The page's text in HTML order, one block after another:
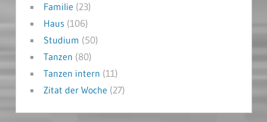
Familie (23)
Haus(106)
Studium (50)
Tanzen (80)
Tanzen intern (11)
Zitat der Woche (27)